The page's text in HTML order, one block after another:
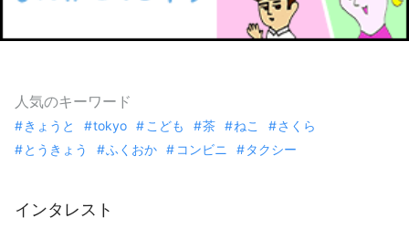
人気のキーワード
きょうと tokyo こども 茶 ねこ
さくら
とうきょう
ふくおか コンビニ タクシー
インタレスト